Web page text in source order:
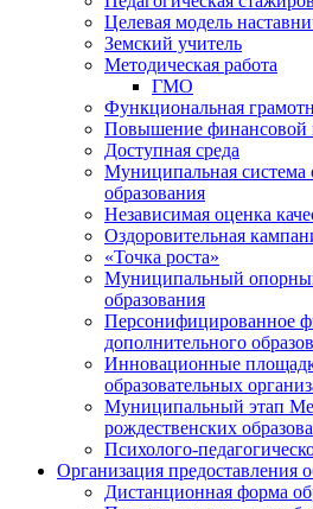
Целевая модель
Земский учитель
Методическая работа
ГМО
Функциональная
Повышение финансовой
Доступная среда
Муниципальная система
образования
Независимая оценка
Оздоровительная
«Точка роста»
Муниципальный
образования
Персонифицированное
дополнительного
Инновационные
образовательных
Муниципальный этап
рождественских
Психолого-
Организация предоставления
Дистанционная форма